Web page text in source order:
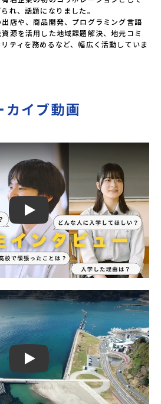
れ、話題になりました。
店や、商品開発、プログラミング言語
源を活用した地域課題解決、地元コミ
ティを務めるなど、幅広く活動していま
カイブ動画
Play
Play